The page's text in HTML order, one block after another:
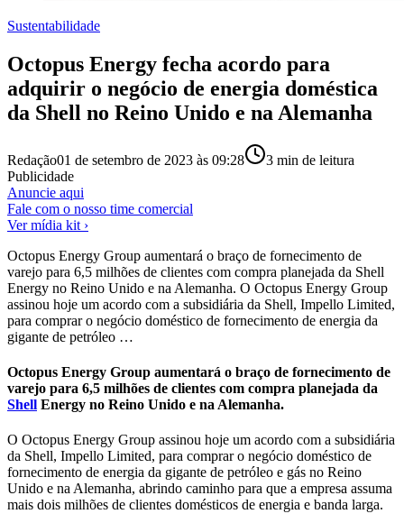
Sustentabilidade
Octopus Energy fecha acordo para
adquirir o negócio de energia doméstica
da Shell no Reino Unido e na Alemanha
Redação01 de setembro de 2023 às 09:28 3 min de leitura
Publicidade
Anuncie aqui
Fale com o nosso time comercial
Ver mídia kit ›
Octopus Energy Group aumentará o braço de fornecimento de
varejo para 6,5 ​​milhões de clientes com compra planejada da Shell
Energy no Reino Unido e na Alemanha. O Octopus Energy Group
assinou hoje um acordo com a subsidiária da Shell, Impello Limited,
para comprar o negócio doméstico de fornecimento de energia da
gigante de petróleo …
Octopus Energy Group aumentará o braço de fornecimento de
varejo para 6,5 ​​milhões de clientes com compra planejada da
Shell Energy no Reino Unido e na Alemanha.
O Octopus Energy Group assinou hoje um acordo com a subsidiária
da Shell, Impello Limited, para comprar o negócio doméstico de
fornecimento de energia da gigante de petróleo e gás no Reino
Unido e na Alemanha, abrindo caminho para que a empresa assuma
mais dois milhões de clientes domésticos de energia e banda larga.